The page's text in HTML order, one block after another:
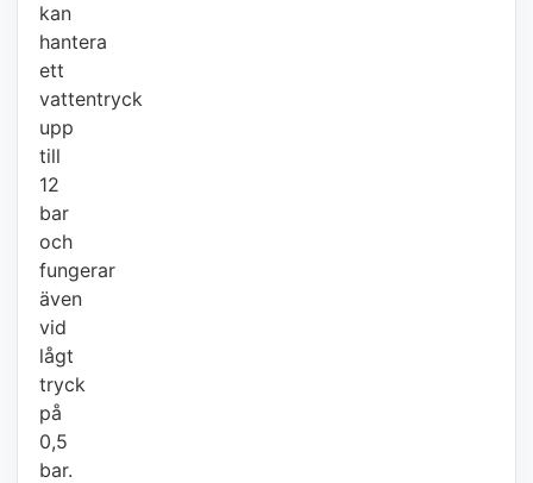
kan
hantera
ett
vattentryck
upp
till
12
bar
och
fungerar
även
vid
lågt
tryck
på
0,5
bar.